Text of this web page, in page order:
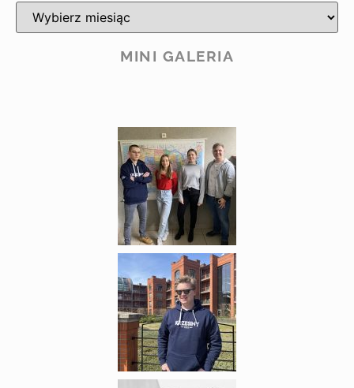
MINI GALERIA